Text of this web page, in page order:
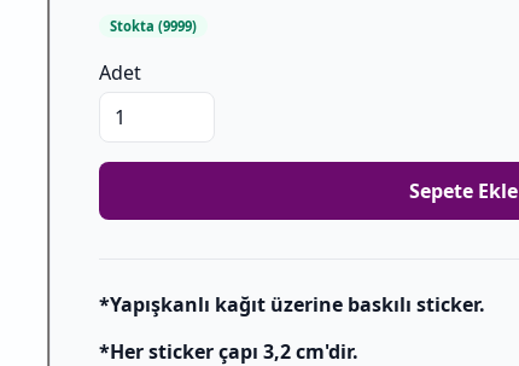
Stokta (9999)
Adet
Sepete Ekle
*Yapışkanlı kağıt üzerine baskılı sticker.
*Her sticker çapı 3,2 cm'dir.